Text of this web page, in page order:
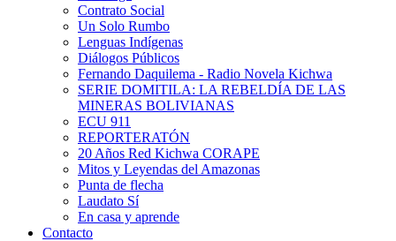
Contrato Social
Un Solo Rumbo
Lenguas Indígenas
Diálogos Públicos
Fernando Daquilema - Radio Novela Kichwa
SERIE DOMITILA: LA REBELDÍA DE LAS
MINERAS BOLIVIANAS
ECU 911
REPORTERATÓN
20 Años Red Kichwa CORAPE
Mitos y Leyendas del Amazonas
Punta de flecha
Laudato Sí
En casa y aprende
Contacto